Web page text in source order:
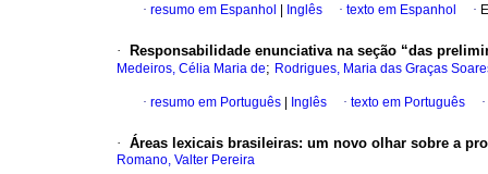
· resumo em Espanhol Inglês · texto em Espanhol ·
· Responsabilidade enunciativa na seção “das
Medeiros, Célia Maria de; Rodrigues, Maria das Graças
· resumo em Português Inglês · texto em Português ·
· Áreas lexicais brasileiras: um novo olhar sobre a
Romano, Valter Pereira